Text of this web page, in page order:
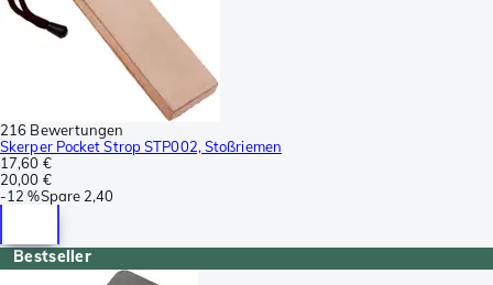
216 Bewertungen
Skerper Pocket Strop STP002, Stoßriemen
17,60 €
20,00 €
-12 %Spare 2,40
Bestseller